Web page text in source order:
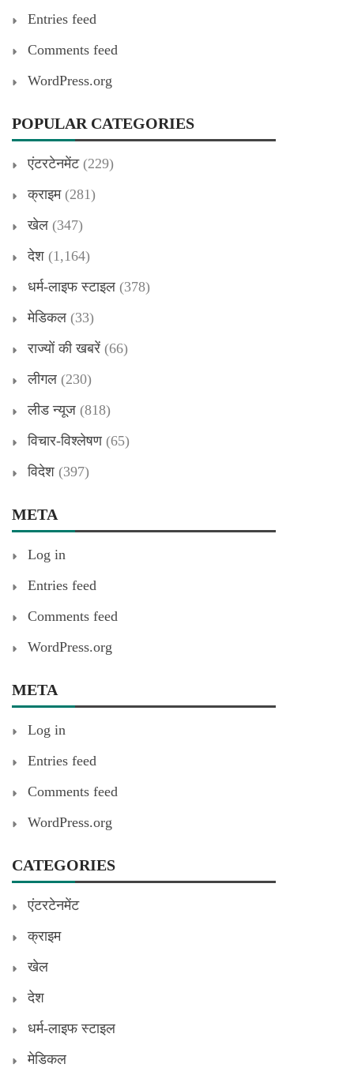
Entries feed
Comments feed
WordPress.org
POPULAR CATEGORIES
एंटरटेनमेंट(229)
क्राइम(281)
खेल (347)
देश (1,164)
धर्म-लाइफ स्टाइल (378)
मेडिकल (33)
राज्यों की खबरें (66)
लीगल (230)
लीड न्यूज (818)
विचार-विश्लेषण(65)
विदेश (397)
META
Log in
Entries feed
Comments feed
WordPress.org
META
Log in
Entries feed
Comments feed
WordPress.org
CATEGORIES
एंटरटेनमेंट
क्राइम
खेल
देश
धर्म-लाइफ स्टाइल
मेडिकल